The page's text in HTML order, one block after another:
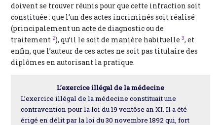
doivent se trouver réunis pour que cette infraction soit
constituée : que l’un des actes incriminés soit réalisé
(principalement un acte de diagnostic ou de
traitement 2), qu’il le soit de manière habituelle 3, et
enfin, que l’auteur de ces actes ne soit pas titulaire des
diplômes en autorisant la pratique.
L’exercice illégal de la médecine
L’exercice illégal de la médecine constituait une
contravention pour la loi du 19 ventôse an XI. Il a été
érigé en délit par la loi du 30 novembre 1892 qui, fort